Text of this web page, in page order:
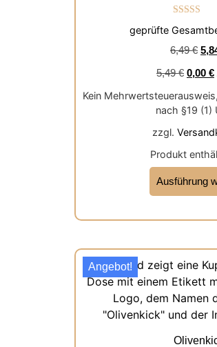
Bewertet
5.00
geprüfte
6,49€
5,49€ 0,00 €
Kein
nach §19 (1)
zzgl.
Produkt
Ausführung
Angebot!